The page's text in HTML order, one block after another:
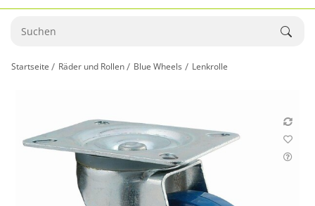
Startseite Räder und Rollen Blue Wheels Lenkrolle